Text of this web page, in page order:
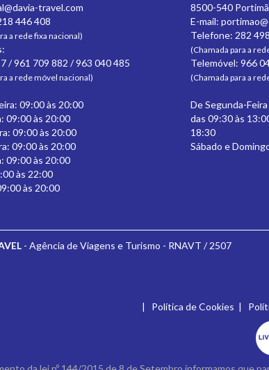
travel.com
446 408
a rede fixa nacional)
/ 961 709 882 / 963 040 485
a rede móvel nacional)
09:00 às 20:00
09:00 às 20:00
09:00 às 20:00
09:00 às 20:00
09:00 às 20:00
às 22:00
às 20:00
8500-540
E-mail:
Telefone: 282
(Chamada para a
Telemóvel: 966
(Chamada para a
De Segunda-
das 09:30 às
18:30
Sábado e
- Agência de Viagens e Turismo - RNAVT / 2507
| Política de Cookies |